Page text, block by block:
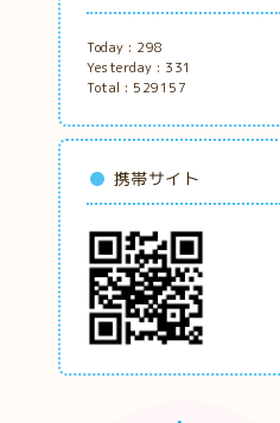
Today : 298
Yesterday : 331
Total : 529157
携帯サイト